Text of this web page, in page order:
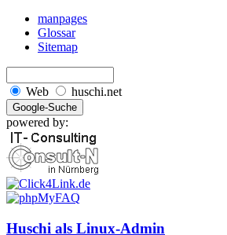
manpages
Glossar
Sitemap
Web huschi.net
powered by:
Huschi als Linux-Admin